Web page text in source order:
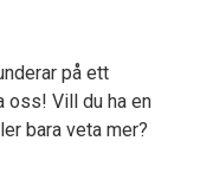
och
på ett
oss! Vill du ha en
bara veta mer?